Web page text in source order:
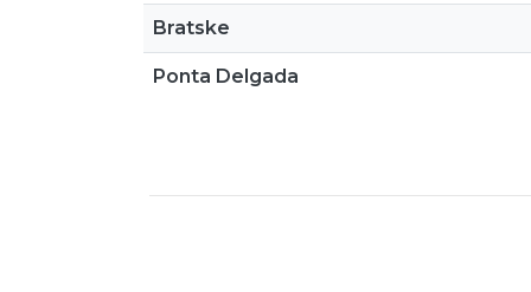
Bratske
Ponta Delgada